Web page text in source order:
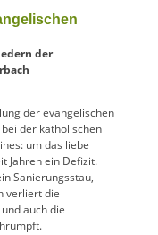
der
der evangelischen
der katholischen
um das liebe
Jahren ein Defizit.
Sanierungsstau,
verliert die
auch die